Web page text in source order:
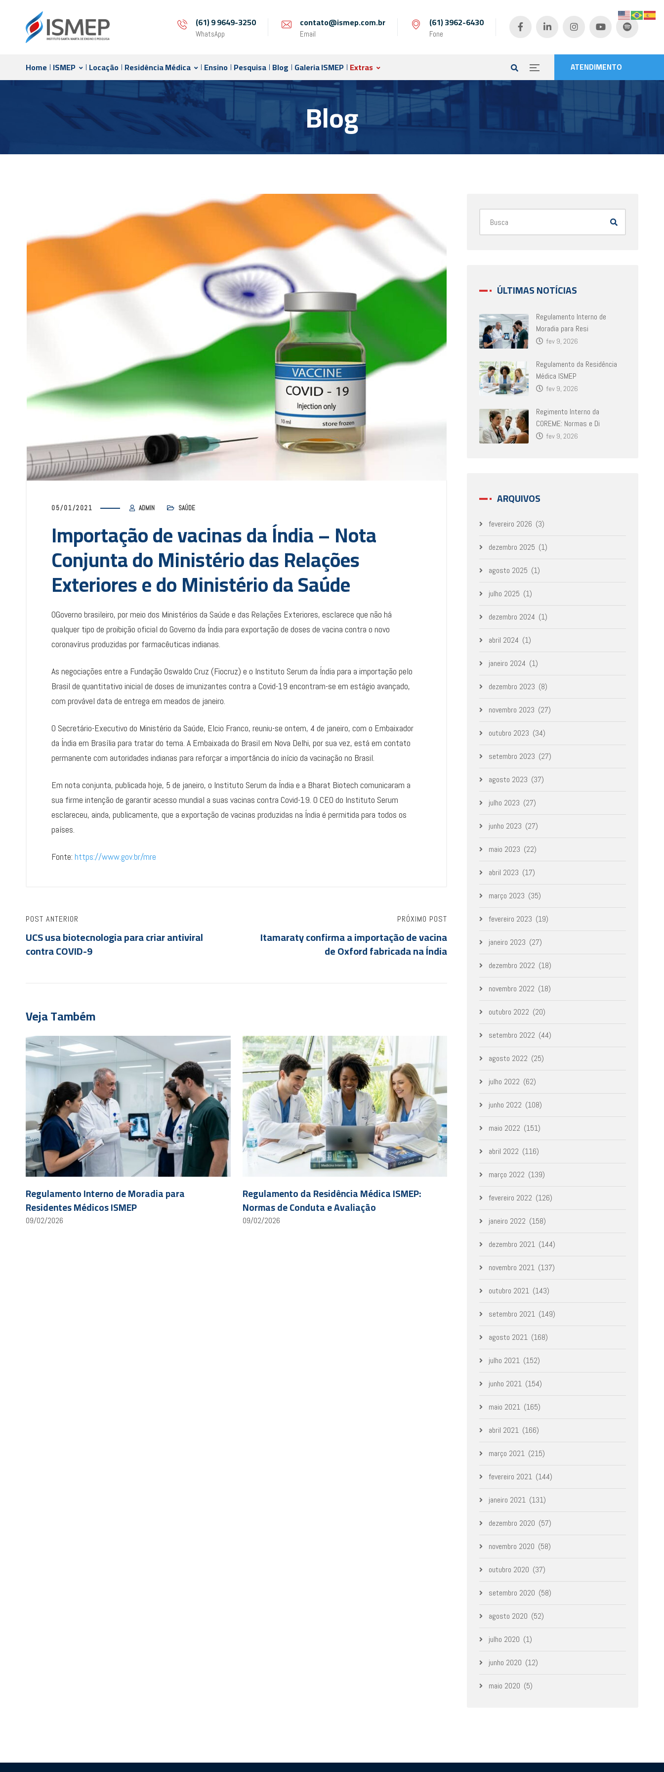
(61) 9 9649-3250
WhatsApp
contato@ismep.com.br
Email
(61) 3962-6430
Fone
ATENDIMENTO
Home ISMEP Locação Residência Médica Ensino Pesquisa Blog Galeria ISMEP Extras
Blog
05/01/2021 ADMIN SAÚDE
Importação de vacinas da Índia – Nota
Conjunta do Ministério das Relações
Exteriores e do Ministério da Saúde
OGoverno brasileiro, por meio dos Ministérios da Saúde e das Relações Exteriores, esclarece que não há
qualquer tipo de proibição oficial do Governo da Índia para exportação de doses de vacina contra o novo
coronavírus produzidas por farmacêuticas indianas.
As negociações entre a Fundação Oswaldo Cruz (Fiocruz) e o Instituto Serum da Índia para a importação pelo
Brasil de quantitativo inicial de doses de imunizantes contra a Covid-19 encontram-se em estágio avançado,
com provável data de entrega em meados de janeiro.
O Secretário-Executivo do Ministério da Saúde, Elcio Franco, reuniu-se ontem, 4 de janeiro, com o Embaixador
da Índia em Brasília para tratar do tema. A Embaixada do Brasil em Nova Delhi, por sua vez, está em contato
permanente com autoridades indianas para reforçar a importância do início da vacinação no Brasil.
Em nota conjunta, publicada hoje, 5 de janeiro, o Instituto Serum da Índia e a Bharat Biotech comunicaram a
sua firme intenção de garantir acesso mundial a suas vacinas contra Covid-19. O CEO do Instituto Serum
esclareceu, ainda, publicamente, que a exportação de vacinas produzidas na Índia é permitida para todos os
países.
Fonte: https://www.gov.br/mre
POST ANTERIOR
UCS usa biotecnologia para criar antiviral
contra COVID-9
PRÓXIMO POST
Itamaraty confirma a importação de vacina
de Oxford fabricada na Índia
Veja Também
Regulamento Interno de Moradia para
Residentes Médicos ISMEP
09/02/2026
Regulamento da Residência Médica ISMEP:
Normas de Conduta e Avaliação
09/02/2026
ÚLTIMAS NOTÍCIAS
Regulamento Interno de
Moradia para Resi
fev 9, 2026
Regulamento da Residência
Médica ISMEP
fev 9, 2026
Regimento Interno da
COREME: Normas e Di
fev 9, 2026
ARQUIVOS
fevereiro 2026 (3)
dezembro 2025 (1)
agosto 2025 (1)
julho 2025 (1)
dezembro 2024 (1)
abril 2024 (1)
janeiro 2024 (1)
dezembro 2023 (8)
novembro 2023 (27)
outubro 2023 (34)
setembro 2023 (27)
agosto 2023 (37)
julho 2023 (27)
junho 2023 (27)
maio 2023 (22)
abril 2023 (17)
março 2023 (35)
fevereiro 2023 (19)
janeiro 2023 (27)
dezembro 2022 (18)
novembro 2022 (18)
outubro 2022 (20)
setembro 2022 (44)
agosto 2022 (25)
julho 2022 (62)
junho 2022 (108)
maio 2022 (151)
abril 2022 (116)
março 2022 (139)
fevereiro 2022 (126)
janeiro 2022 (158)
dezembro 2021 (144)
novembro 2021 (137)
outubro 2021 (143)
setembro 2021 (149)
agosto 2021 (168)
julho 2021 (152)
junho 2021 (154)
maio 2021 (165)
abril 2021 (166)
março 2021 (215)
fevereiro 2021 (144)
janeiro 2021 (131)
dezembro 2020 (57)
novembro 2020 (58)
outubro 2020 (37)
setembro 2020 (58)
agosto 2020 (52)
julho 2020 (1)
junho 2020 (12)
maio 2020 (5)